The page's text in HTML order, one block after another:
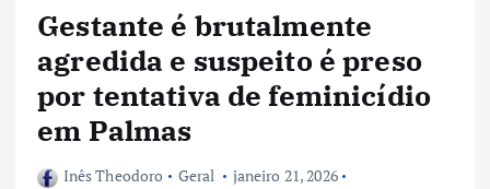
Gestante é brutalmente
agredida e suspeito é preso
por tentativa de feminicídio
em Palmas
Inês Theodoro Geral
janeiro 21, 2026